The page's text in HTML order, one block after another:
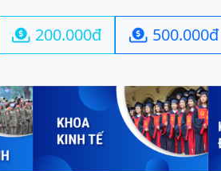
 200.000đ  500.000đ